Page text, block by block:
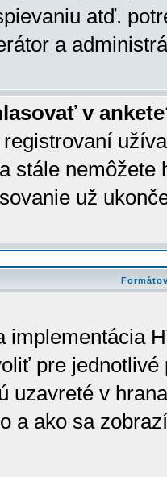
atď.
a
v
stále
už
implementácia
pre
uzavreté v
a ako sa